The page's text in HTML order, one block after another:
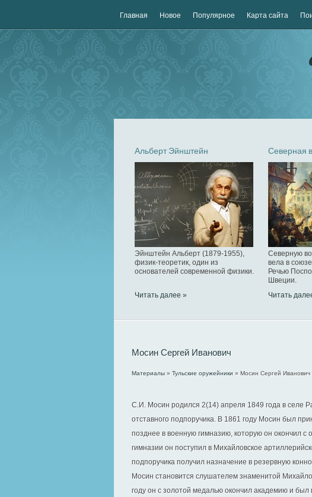
Главная Новое Популярное Карта сайта
Альберт Эйнштейн
Эйнштейн Альберт (1879-1955),
физик-теоретик, один из
основателей современной физики.
Читать далее »
Северная
Северную
вела в
Речью
Швеции.
Читать
Мосин Сергей Иванович
Материалы » Тульские оружейники » Мосин Сергей Иванович
С.И. Мосин родился 2(14) апреля 1849 года в селе
отставного подпоручика. В 1861 году Мосин был
позднее в военную гимназию, которую он окончил с
гимназии он поступил в Михайловское
подпоручика получил назначение в резервную
Мосин становится слушателем знаменитой
году он с золотой медалью окончил академию и